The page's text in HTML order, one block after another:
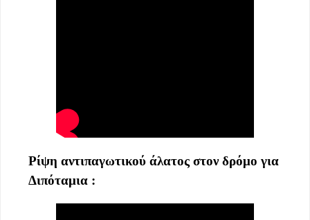
Ρίψη αντιπαγωτικού άλατος στον δρόμο για
Διπόταμια :